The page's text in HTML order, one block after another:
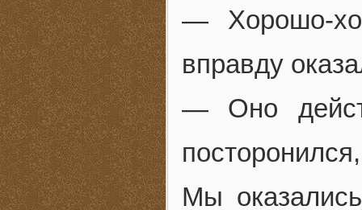
— Хорошо-
вправду
— Оно
Мы